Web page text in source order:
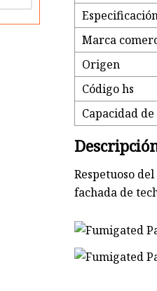
Marca
Origen
Código hs
Capacidad
Respetuoso
fachada de